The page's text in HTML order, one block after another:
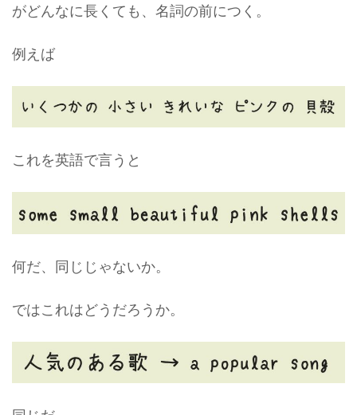
がどんなに長くても、名詞の前につく。
例えば
これを英語で言うと
何だ、同じじゃないか。
ではこれはどうだろうか。